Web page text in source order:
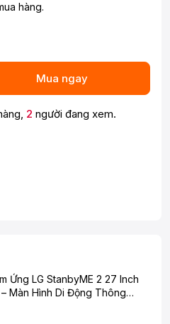
hàng.
Mua ngay
2 người đang xem.
Ứng LG StanbyME 2 27 Inch
Màn Hình Di Động Thông